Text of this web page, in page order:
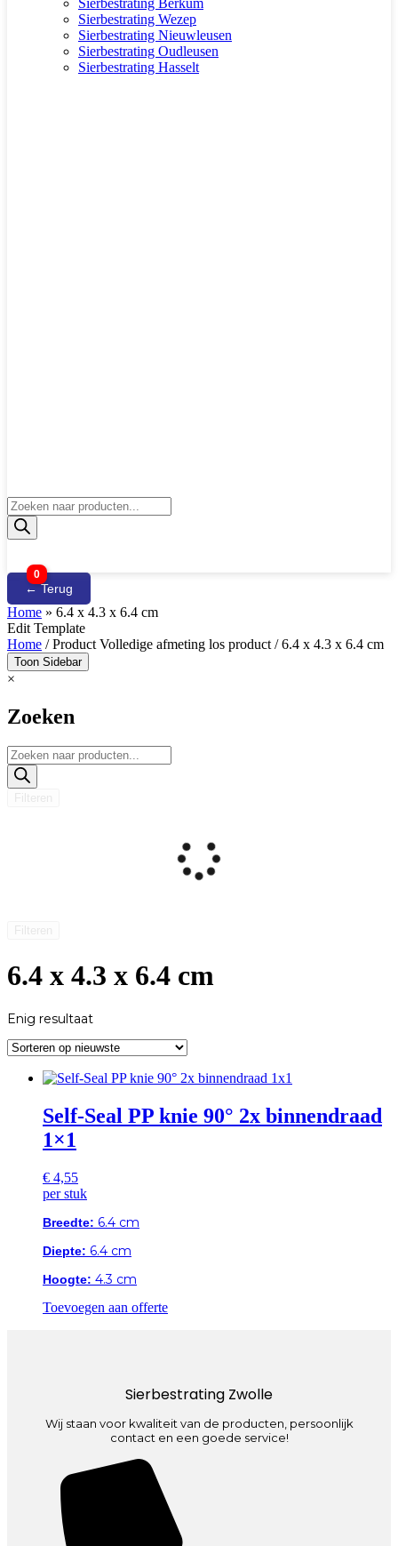
Sierbestrating Wezep
Sierbestrating Nieuwleusen
Sierbestrating Oudleusen
Sierbestrating Hasselt
Producten
zoeken
0
← Terug
Home » 6.4 x 4.3 x 6.4 cm
Edit Template
Home / Product Volledige afmeting los product / 6.4 x 4.3 x 6.4 cm
Toon Sidebar
×
Zoeken
Producten
zoeken
6.4 x 4.3 x 6.4 cm
Enig resultaat
Self-Seal PP knie 90° 2x binnendraad
1×1
€ 4,55
per stuk
Breedte: 6.4 cm
Diepte: 6.4 cm
Hoogte: 4.3 cm
Toevoegen aan offerte
Sierbestrating Zwolle
Wij staan voor kwaliteit van de producten, persoonlijk
contact en een goede service!